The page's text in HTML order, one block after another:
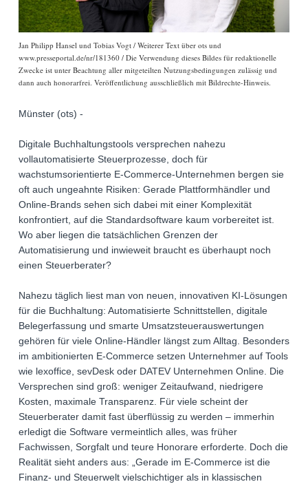
Jan Philipp Hansel und Tobias Vogt / Weiterer Text über ots und
www.presseportal.de/nr/181360 / Die Verwendung dieses Bildes für redaktionelle
Zwecke ist unter Beachtung aller mitgeteilten Nutzungsbedingungen zulässig und
dann auch honorarfrei. Veröffentlichung ausschließlich mit Bildrechte-Hinweis.
Münster (ots) -
Digitale Buchhaltungstools versprechen nahezu
vollautomatisierte Steuerprozesse, doch für
wachstumsorientierte E-Commerce-Unternehmen bergen sie
oft auch ungeahnte Risiken: Gerade Plattformhändler und
Online-Brands sehen sich dabei mit einer Komplexität
konfrontiert, auf die Standardsoftware kaum vorbereitet ist.
Wo aber liegen die tatsächlichen Grenzen der
Automatisierung und inwieweit braucht es überhaupt noch
einen Steuerberater?
Nahezu täglich liest man von neuen, innovativen KI-Lösungen
für die Buchhaltung: Automatisierte Schnittstellen, digitale
Belegerfassung und smarte Umsatzsteuerauswertungen
gehören für viele Online-Händler längst zum Alltag. Besonders
im ambitionierten E-Commerce setzen Unternehmer auf Tools
wie lexoffice, sevDesk oder DATEV Unternehmen Online. Die
Versprechen sind groß: weniger Zeitaufwand, niedrigere
Kosten, maximale Transparenz. Für viele scheint der
Steuerberater damit fast überflüssig zu werden – immerhin
erledigt die Software vermeintlich alles, was früher
Fachwissen, Sorgfalt und teure Honorare erforderte. Doch die
Realität sieht anders aus: „Gerade im E-Commerce ist die
Finanz- und Steuerwelt vielschichtiger als in klassischen